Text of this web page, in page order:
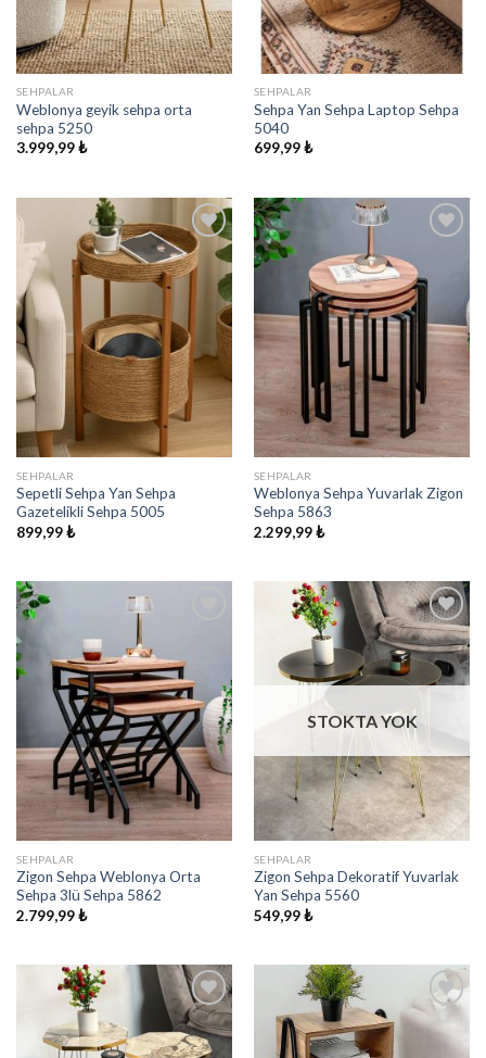
SEHPALAR
Weblonya geyik sehpa orta
sehpa 5250
3.999,99₺
SEHPALAR
Sehpa Yan Sehpa Laptop Sehpa
5040
699,99₺
İstek
Listeme
SEHPALAR
Sepetli Sehpa Yan Sehpa
Gazetelikli Sehpa 5005
899,99₺
Listeme
Ekle
SEHPALAR
Weblonya Sehpa Yuvarlak Zigon
Sehpa 5863
2.299,99₺
Ekle
SEHPALAR
Zigon Sehpa Weblonya Orta
Sehpa 3lü Sehpa 5862
2.799,99₺
İstek
Listeme
Ekle
STOKTA YOK
SEHPALAR
Zigon Sehpa Dekoratif Yuvarlak
Yan Sehpa 5560
549,99₺
İstek
Listeme
Ekle
İstek
Listeme